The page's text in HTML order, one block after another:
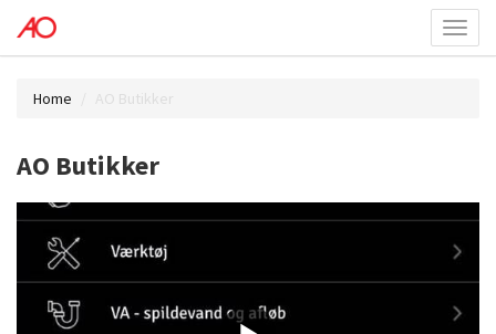
menu
Home AO Butikker
AO Butikker